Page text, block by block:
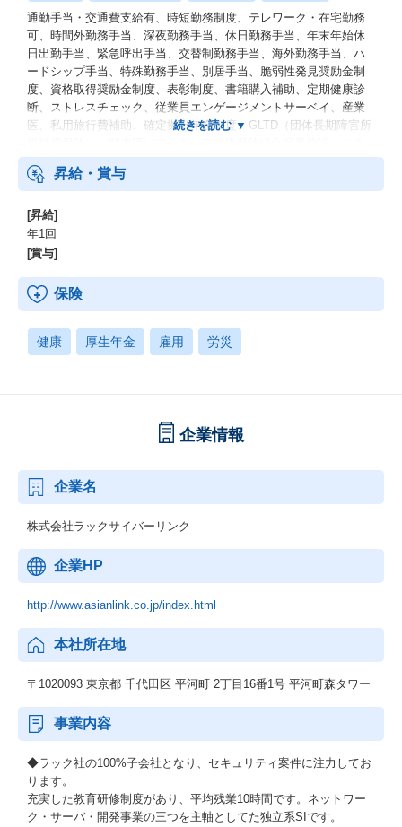
通勤手当・交通費支給有、時短勤務制度、テレワーク・在宅勤務
可、時間外勤務手当、深夜勤務手当、休日勤務手当、年末年始休
日出勤手当、緊急呼出手当、交替制勤務手当、海外勤務手当、ハ
ードシップ手当、特殊勤務手当、別居手当、脆弱性発見奨励金制
度、資格取得奨励金制度、表彰制度、書籍購入補助、定期健康診
断、ストレスチェック、従業員エンゲージメントサーベイ、産業
医、私用旅行費補助、確定拠出年金制度、GLTD（団体長期障害所
フィット・ワン、KDDI持株会
昇給・賞与
[昇給]
年1回
[賞与]
保険
健康 厚生年金 雇用 労災
企業情報
企業名
株式会社ラックサイバーリンク
企業HP
http://www.asianlink.co.jp/index.html
本社所在地
〒1020093 東京都 千代田区 平河町 2丁目16番1号 平河町森タワー
事業内容
◆ラック社の100%子会社となり、セキュリティ案件に注力してお
ります。
充実した教育研修制度があり、平均残業10時間です。ネットワー
ク・サーバ・開発事業の三つを主軸としてた独立系SIです。